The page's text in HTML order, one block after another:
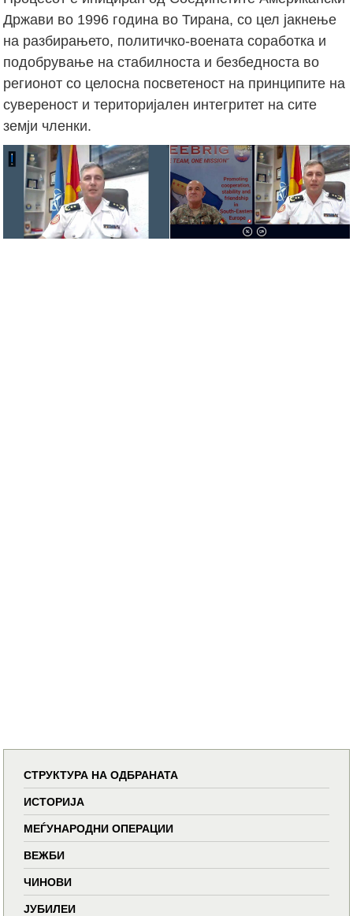
Држави во 1996 година во Тирана, со цел јакнење
на разбирањето, политичко-воената соработка и
подобрување на стабилноста и безбедноста во
регионот со целосна посветеност на принципите на
сувереност и територијален интегритет на сите
земји членки.
СТРУКТУРА НА ОДБРАНАТА
ИСТОРИЈА
МЕЃУНАРОДНИ ОПЕРАЦИИ
ВЕЖБИ
ЧИНОВИ
ЈУБИЛЕИ